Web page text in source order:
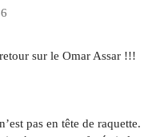
sur le Omar Assar !!!
pas en tête de raquette.